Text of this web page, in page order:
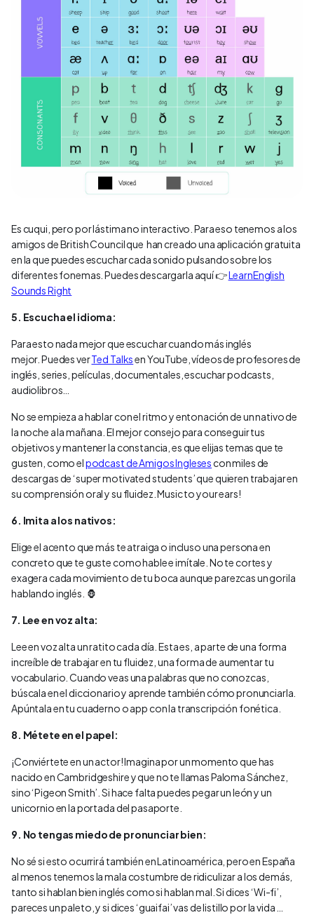
Es cuqui, pero por lástima no interactivo. Para eso tenemos a los
amigos de British Council que han creado una aplicación gratuita
en la que puedes escuchar cada sonido pulsando sobre los
diferentes fonemas. Puedes descargarla aquí 👉LearnEnglish
Sounds Right
5. Escucha el idioma:
Para esto nada mejor que escuchar cuando más inglés
mejor. Puedes verTed Talksen YouTube, vídeos de profesores de
inglés, series, películas, documentales, escuchar podcasts,
audiolibros…
No se empieza a hablar con el ritmo y entonación de un nativo de
la noche a la mañana. El mejor consejo para conseguir tus
objetivos y mantener la constancia, es que elijas temas que te
gusten, como elpodcast de Amigos Inglesescon miles de
descargas de ‘super motivated students’ que quieren trabajar en
su comprensión oral y su fluidez. Music to your ears!
6. Imita a los nativos:
Elige el acento que más te atraiga o incluso una persona en
concreto que te guste como hable e imítale. No te cortes y
exagera cada movimiento de tu boca aunque parezcas un gorila
hablando inglés. 🦍
7. Lee en voz alta:
Lee en voz alta un ratito cada día. Esta es, a parte de una forma
increíble de trabajar en tu fluidez, una forma de aumentar tu
vocabulario. Cuando veas una palabras que no conozcas,
búscala en el diccionario y aprende también cómo pronunciarla.
Apúntala en tu cuaderno o app con la transcripción fonética.
8. Métete en el papel:
¡Conviértete en un actor! Imagina por un momento que has
nacido en Cambridgeshire y que no te llamas Paloma Sánchez,
sino ‘Pigeon Smith’. Si hace falta puedes pegar un león y un
unicornio en la portada del pasaporte.
9. No tengas miedo de pronunciar bien:
No sé si esto ocurrirá también en Latinoamérica, pero en España
al menos tenemos la mala costumbre de ridiculizar a los demás,
tanto si hablan bien inglés como si hablan mal. Si dices ‘Wi-fi’,
pareces un paleto, y si dices ‘guaifai’ vas de listillo por la vida …